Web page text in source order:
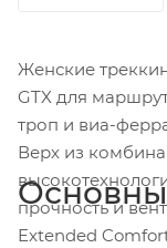
Женские
GTX для
троп и виа-
Верх из
прочность и
Extended